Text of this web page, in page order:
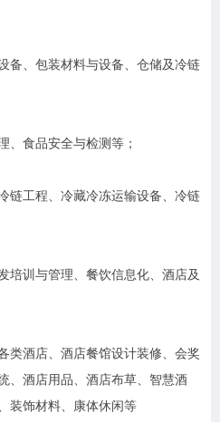
备、包装材料与设备、仓储及冷链
、食品安全与检测等；
链工程、冷藏冷冻运输设备、冷链
培训与管理、餐饮信息化、酒店及
类酒店、酒店餐馆设计装修、会奖
、酒店用品、酒店布草、智慧酒
装饰材料、康体休闲等